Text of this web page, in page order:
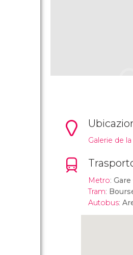
Galerie de
Metro:
Tram:
Autobus: